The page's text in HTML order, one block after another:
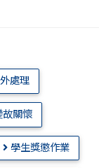
處理
關懷
學生獎懲作業